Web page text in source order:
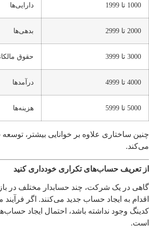
1000 تا 1999 دارایی‌ها
2000 تا 2999 بدهی‌ها
3000 تا 3999 حقوق
4000 تا 4999 درآمدها
5000 تا 5999 هزینه‌ها
چنین ساختاری علاوه بر خوانایی بیشتر،
می‌کند.
از تعریف حساب‌های تکراری خودداری کنید
گاهی در یک شرکت، چند حسابدار مختلف در
اقدام به ایجاد حساب جدید می‌کنند. اگر
کدینگ وجود نداشته باشد، احتمال ایجاد
است.